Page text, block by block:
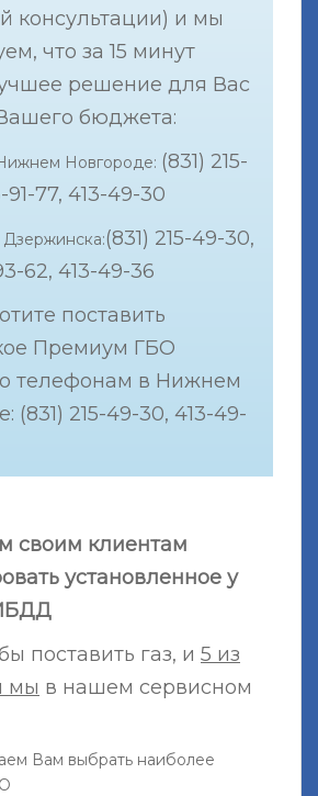
консультации) и мы
что за 15 минут
решение для Вас
бюджета:
Новгороде: (831) 215-
77, 413-49-30
(831) 215-49-30,
62, 413-49-36
поставить
Премиум ГБО
телефонам в Нижнем
(831) 215-49-30, 413-49-
своим клиентам
установленное у
поставить газ, и 5 из
мы в нашем сервисном
Вам выбрать наиболее